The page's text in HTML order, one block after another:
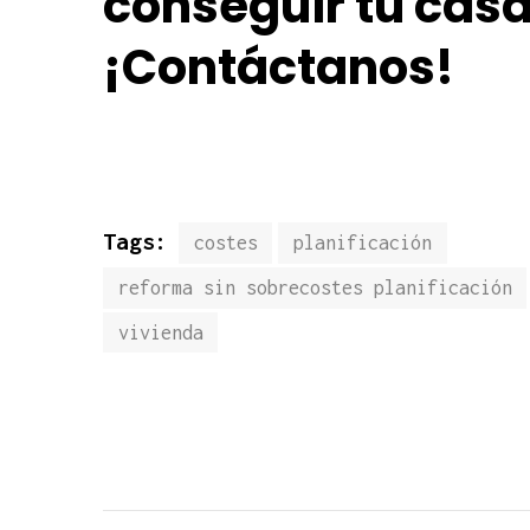
¡Contáctanos!
Tags: costes
planificación
reforma sin sobrecostes planificación
vivienda